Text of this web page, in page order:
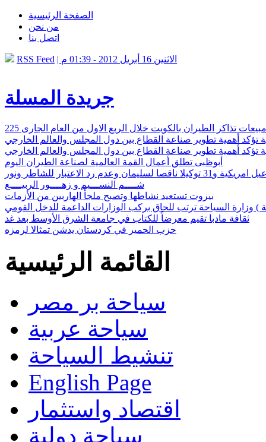
الصفحة الرئيسية
من نحن
اتصل بنا
RSS Feed | الاثنين 16 أبريل 2012 - 01:39 م
جريدة المسلة
مبيعات تذاكر الطيران بالكويت خلال الربع الاول من العام الجارى
تؤكد أهمية تطوير صناعة القطاع بين دول المجلس والعالم الخارجي
تؤكد أهمية تطوير صناعة القطاع بين دول المجلس والعالم الخارجي
أبوظبى تطلق أعمال القمة العالمية لصناعة الطيران اليوم
وعدم رد الاعتبار للشاطر ونور
شــــم النســـيم و زهــــور الربيــــع
بيروت تستعيد نشاطها وتصبح ملجأ الهاربين من الأزمات
وزارة السياحة ترتب للحاق بركب الوزارات الداعمة للدخل القومي
ثقافة مادبا تقيم معرضاً للكتاب في جامعة الشرق الأوسط بعد غد
حزب الحمير في كردستان يدشن تمثالا لرمزه
القائمة الرئيسية
سياحة بر مصر
سياحة عربية
تنشيط السياحة
English Page
اقتصاد واستثمار
سياحة دولية